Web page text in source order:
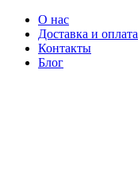
О нас
Доставка и оплата
Контакты
Блог